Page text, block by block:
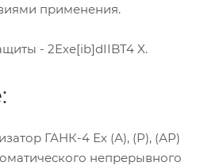
применения.
- 2Ехе[ib]dIIBT4 X.
ГАНК-4 Ех (А), (Р), (АР)
непрерывного